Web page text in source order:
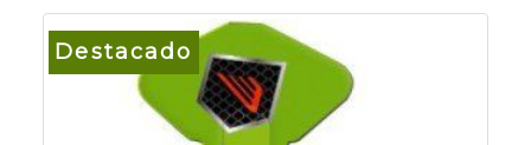
Destacado